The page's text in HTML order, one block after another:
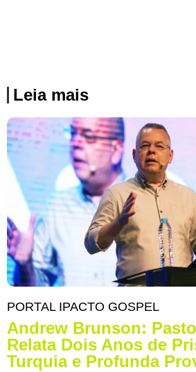
Leia mais
PORTAL IPACTO GOSPEL
Andrew Brunson:
Relata Dois Anos de
Turquia e Profunda